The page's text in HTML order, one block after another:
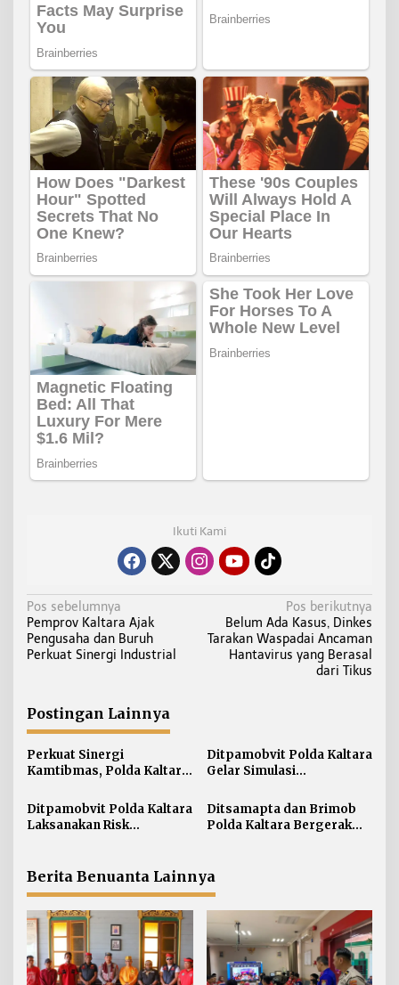
Ikuti Kami
N
a
v
a
s
i
p
o
s
Pos sebelumnya
Pemprov Kaltara Ajak
Pengusaha dan Buruh
Perkuat Sinergi Industrial
Pos berikutnya
Belum Ada Kasus, Dinkes
Tarakan Waspadai Ancaman
Hantavirus yang Berasal
dari Tikus
Postingan Lainnya
Perkuat Sinergi
Kamtibmas, Polda Kaltara
Bulungan
Ditpamobvit Polda Kaltara
Gelar Simulasi
Kebakaran Tangki V
Minyak di PT Pertamina
Ditpamobvit Polda Kaltara
Laksanakan Risk
Ditsamapta dan Brimob
Polda Kaltara Bergerak
2 Hektar di Bulungan
Berita Benuanta Lainnya